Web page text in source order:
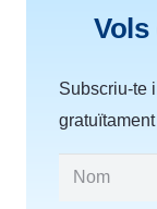
Vols
Subscriu-te